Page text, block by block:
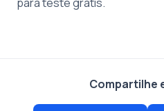
Compartilhe